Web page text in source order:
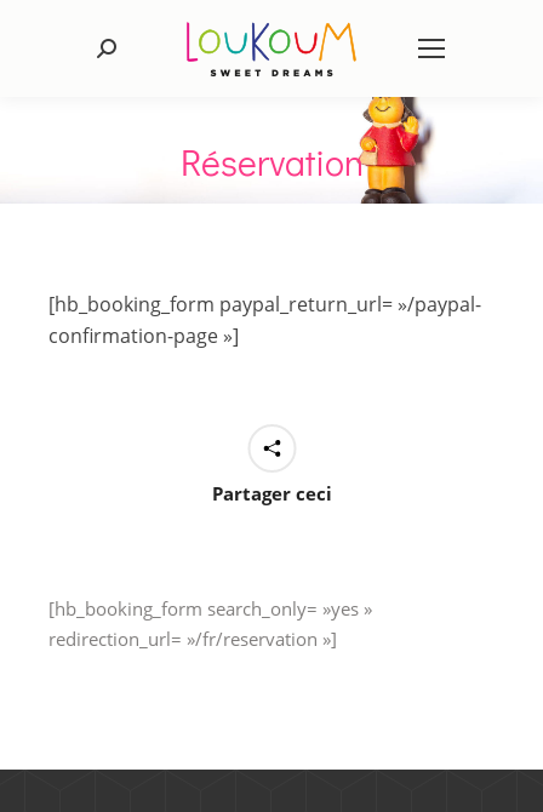
Recherche
Réservation
[hb_booking_form paypal_return_url= »/paypal-
confirmation-page »]
Partager ceci
[hb_booking_form search_only= »yes »
redirection_url= »/fr/reservation »]